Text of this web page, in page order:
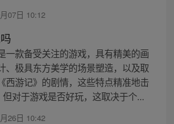
07日 10:12
一款备受关注的游戏，具有精美的画
、极具东方美学的场景塑造，以及取
西游记》的剧情，这些特点精准地击
但对于游戏是否好玩，这取决于个...
26日 10:42